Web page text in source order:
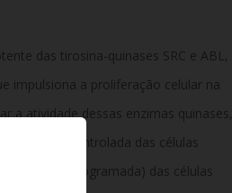
das tirosina-quinases SRC e ABL,
impulsiona a proliferação celular na
a atividade dessas enzimas quinases,
descontrolada das células
celular programada) das células